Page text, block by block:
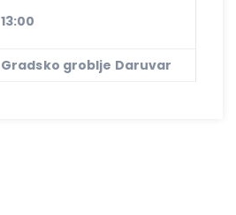
13:00
Gradsko groblje Daruvar